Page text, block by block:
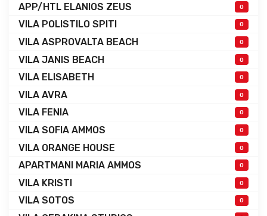
APP/HTL ELANIOS ZEUS 0
VILA POLISTILO SPITI 0
VILA ASPROVALTA BEACH 0
VILA JANIS BEACH 0
VILA ELISABETH 0
VILA AVRA 0
VILA FENIA 0
VILA SOFIA AMMOS 0
VILA ORANGE HOUSE 0
APARTMANI MARIA AMMOS 0
VILA KRISTI 0
VILA SOTOS 0